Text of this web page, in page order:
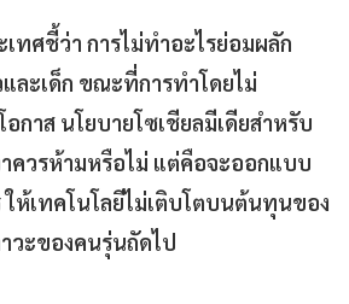
ทศชี้ว่า การไม่ทำอะไรย่อมผลัก
ละเด็ก ขณะที่การทำโดยไม่
กาส นโยบายโซเชียลมีเดียสำหรับ
าควรห้ามหรือไม่ แต่คือจะออกแบบ
ให้เทคโนโลยีไม่เติบโตบนต้นทุนของ
ะของคนรุ่นถัดไป